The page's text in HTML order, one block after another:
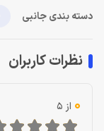
دسته بندی جانبی
نظرات کاربران
0 از 5